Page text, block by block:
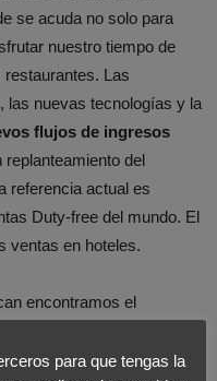
se acuda no solo para
nuestro tiempo de
Las
las nuevas tecnologías y la
flujos de ingresos
del
referencia actual es
Duty-free del mundo. El
ventas en hoteles.
encontramos el
acogen, disponibles para
para que tengas la